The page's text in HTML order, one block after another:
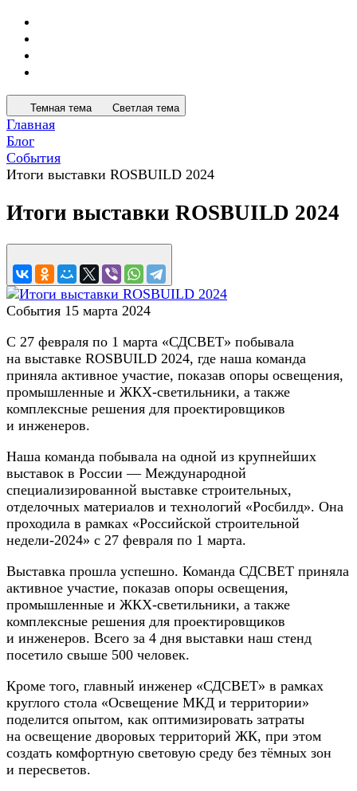
Темная тема Светлая тема
Главная
Блог
События
Итоги выставки ROSBUILD 2024
Итоги выставки ROSBUILD 2024
События 15 марта 2024
С 27 февраля по 1 марта «СДСВЕТ» побывала
на выставке ROSBUILD 2024, где наша команда
приняла активное участие, показав опоры освещения,
промышленные и ЖКХ-светильники, а также
комплексные решения для проектировщиков
и инженеров.
Наша команда побывала на одной из крупнейших
выставок в России — Международной
специализированной выставке строительных,
отделочных материалов и технологий «Росбилд». Она
проходила в рамках «Российской строительной
недели-2024» с 27 февраля по 1 марта.
Выставка прошла успешно. Команда СДСВЕТ приняла
активное участие, показав опоры освещения,
промышленные и ЖКХ-светильники, а также
комплексные решения для проектировщиков
и инженеров. Всего за 4 дня выставки наш стенд
посетило свыше 500 человек.
Кроме того, главный инженер «СДСВЕТ» в рамках
круглого стола «Освещение МКД и территории»
поделится опытом, как оптимизировать затраты
на освещение дворовых территорий ЖК, при этом
создать комфортную световую среду без тёмных зон
и пересветов.